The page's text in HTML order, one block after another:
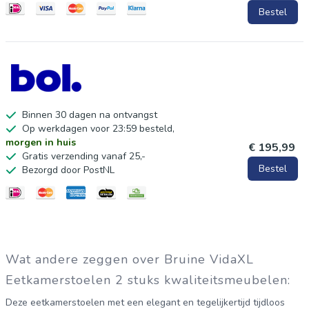
van open vuur en andere warmtebronnen in de nabijheid van
Bestel
Binnen 30 dagen na ontvangst
Op werkdagen voor 23:59 besteld,
morgen in huis
Gratis verzending vanaf 25,-
Bezorgd door PostNL
€ 195,99
Bestel
Wat andere zeggen over Bruine VidaXL
Eetkamerstoelen 2 stuks kwaliteitsmeubelen:
Deze eetkamerstoelen met een elegant en tegelijkertijd tijdloos